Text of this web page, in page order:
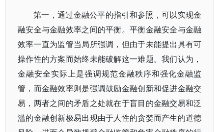
第一，通过金融公平的指引和参照，可以实现金
融安全与金融效率之间的平衡。平衡金融安全与金融
效率一直为监管当局所强调，但由于未能提出具有可
操作性的方案而始终未能破解这一难题。我们认为，
金融安全实际上是强调规范金融秩序和强化金融监
管，而金融效率则是强调鼓励金融创新和促进金融交
易，两者之间的矛盾之处就在于盲目的金融交易和泛
滥的金融创新极易出现由于人性的贪婪而产生的道德